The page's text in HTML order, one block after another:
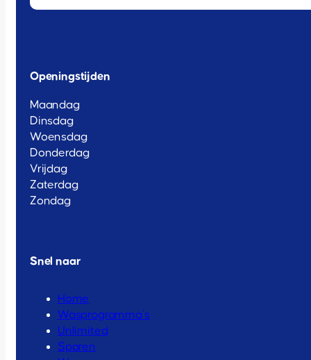
Openingstijden
Maandag
Dinsdag
Woensdag
Donderdag
Vrijdag
Zaterdag
Zondag
Snel naar
Home
Wasprogramma’s
Unlimited
Sparen